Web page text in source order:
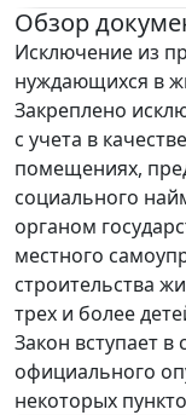
Обзор
Исключение из
нуждающихся в
Закреплено
с учета в
помещениях,
социального
органом
местного
строительства
трех и более
Закон вступает
официального
некоторых